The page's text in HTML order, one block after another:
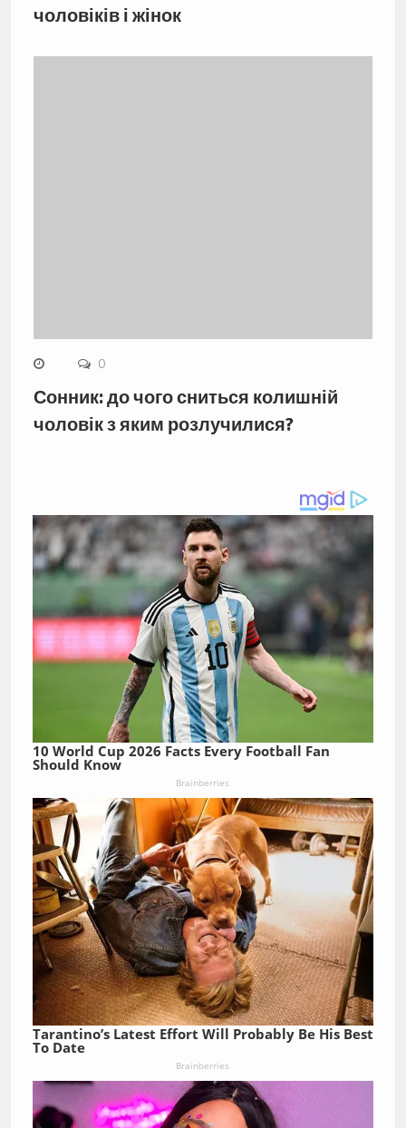
чоловіків і жінок
0
Сонник: до чого сниться колишній
чоловік з яким розлучилися?
10 World Cup 2026 Facts Every Football Fan
Should Know
Brainberries
Tarantino’s Latest Effort Will Probably Be His Best
To Date
Brainberries